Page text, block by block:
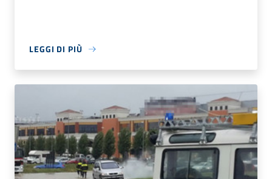
LEGGI DI PIÙ